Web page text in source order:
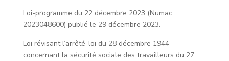
Loi-programme du 22 décembre 2023 (Numac :
2023048600) publié le 29 décembre 2023.
Loi révisant l’arrêté-loi du 28 décembre 1944
concernant la sécurité sociale des travailleurs du 27